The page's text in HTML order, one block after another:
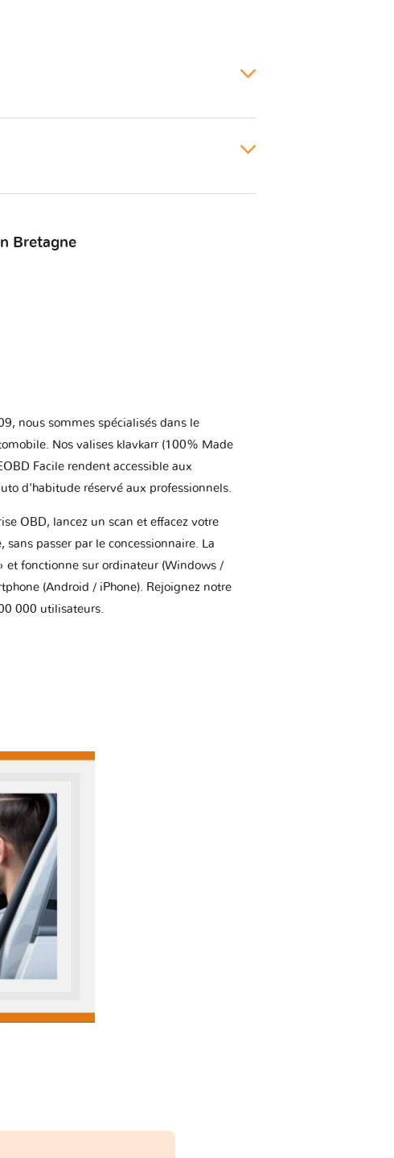
Bretagne
nous sommes spécialisés dans le
Nos valises klavkarr (100% Made
Facile rendent accessible aux
d'habitude réservé aux professionnels.
OBD, lancez un scan et effacez votre
passer par le concessionnaire. La
et fonctionne sur ordinateur (Windows /
(Android / iPhone). Rejoignez notre
000 utilisateurs.